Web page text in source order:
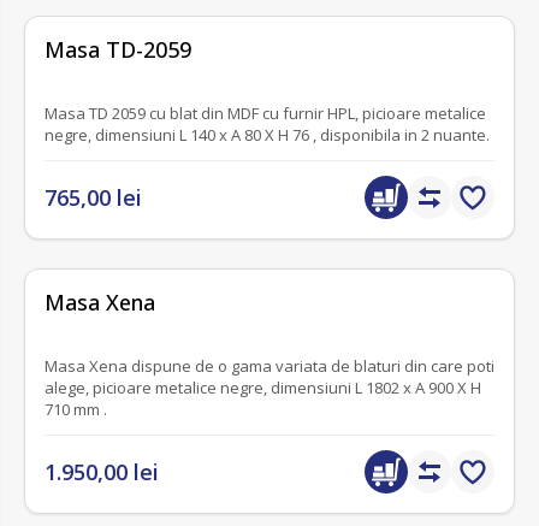
Masa TD-2059
Masa TD 2059 cu blat din MDF cu furnir HPL, picioare metalice
negre, dimensiuni L 140 x A 80 X H 76 , disponibila in 2 nuante.
765,00 lei
Masa Xena
Masa Xena dispune de o gama variata de blaturi din care poti
alege, picioare metalice negre, dimensiuni L 1802 x A 900 X H
710 mm .
1.950,00 lei